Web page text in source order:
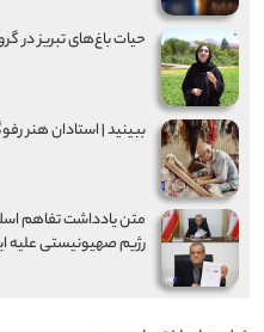
حیات باغ‌های تبریز در
ببینید | استادان هنر
متن یادداشت تفاهم
رژیم صهیونیستی علیه